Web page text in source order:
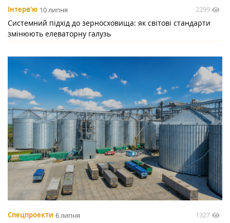
Інтерв'ю 10 липня 2299
Системний підхід до зерносховища: як світові стандарти
змінюють елеваторну галузь
Спецпроекти 6 липня 1327